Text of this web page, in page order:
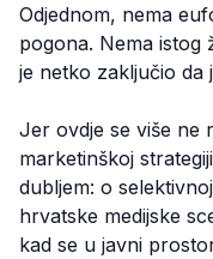
Odjednom, nema
pogona. Nema istog
je netko zaključio da
Jer ovdje se više ne
marketinškoj
dubljem: o
hrvatske medijske
kad se u javni